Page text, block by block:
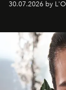
een
moment van
30.07.2026 by